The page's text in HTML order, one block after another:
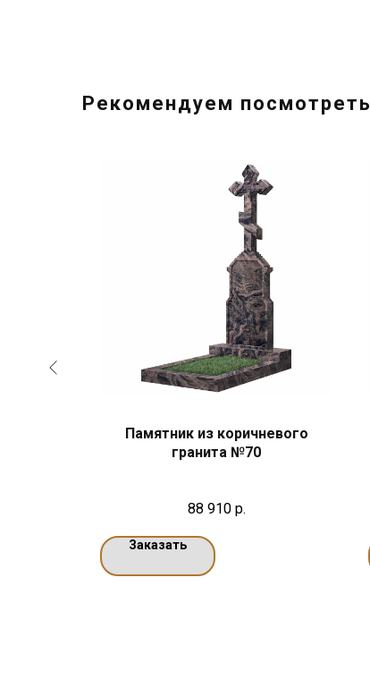
Рекомендуем посмотреть
Памятник из коричневого
гранита №70
88 910 р.
Заказать